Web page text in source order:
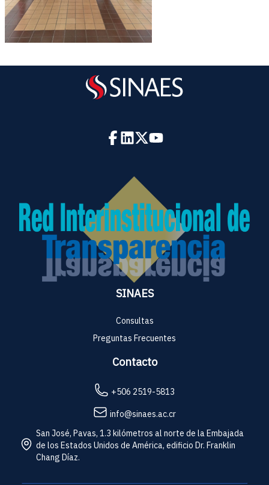
SINAES
Consultas
Preguntas Frecuentes
Contacto
+506 2519-5813
info@sinaes.ac.cr
San José, Pavas, 1.3 kilómetros al norte de la Embajada
de los Estados Unidos de América, edificio Dr. Franklin
Chang Díaz.